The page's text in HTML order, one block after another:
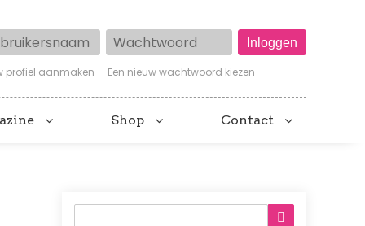
Wachtwoord
profiel aanmaken Een nieuw wachtwoord kiezen
Shop Contact